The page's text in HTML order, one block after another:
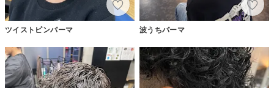
ツイストピンパーマ 波うちパーマ